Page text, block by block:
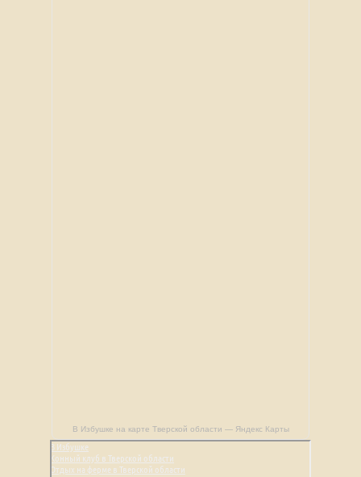
В Избушке на карте Тверской области — Яндекс Карты
В Избушке
Конный клуб в Тверской области
Отдых на ферме в Тверской области